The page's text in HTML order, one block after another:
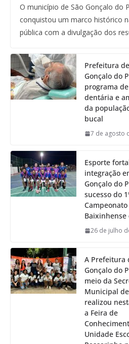
O município de São Gonçalo do
conquistou um marco histórico
pública com a divulgação dos
Prefeitura
Gonçalo do
programa
dentária e
da
bucal
7 de agosto
Esporte
integração
Gonçalo do
sucesso do
Campeonato
Baixinhense
26 de julho
A Prefeitura
Gonçalo do
meio da
Municipal
realizou
a Feira de
Unidade